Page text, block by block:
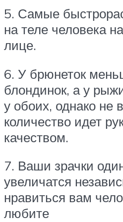
5. Самые
на теле человека
лице.
6. У брюнеток
блондинок, а у
у обоих, однако не
количество идет
качеством.
7. Ваши зрачки
увеличатся
нравиться вам
любите